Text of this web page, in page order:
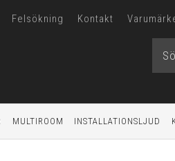
Felsökning Kontakt
MULTIROOM INSTALLATIONSLJUD